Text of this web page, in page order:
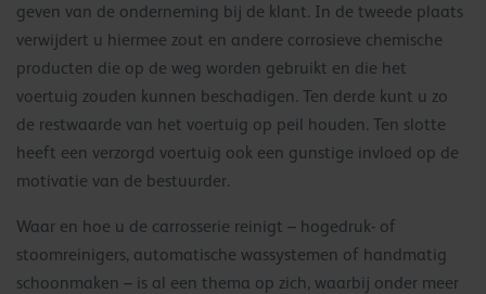
geven van de onderneming bij de klant. In de tweede plaats
verwijdert u hiermee zout en andere corrosieve chemische
producten die op de weg worden gebruikt en die het
voertuig zouden kunnen beschadigen. Ten derde kunt u zo
de restwaarde van het voertuig op peil houden. Ten slotte
heeft een verzorgd voertuig ook een gunstige invloed op de
motivatie van de bestuurder.
Waar en hoe u de carrosserie reinigt – hogedruk- of
stoomreinigers, automatische wassystemen of handmatig
schoonmaken – is al een thema op zich, waarbij onder meer